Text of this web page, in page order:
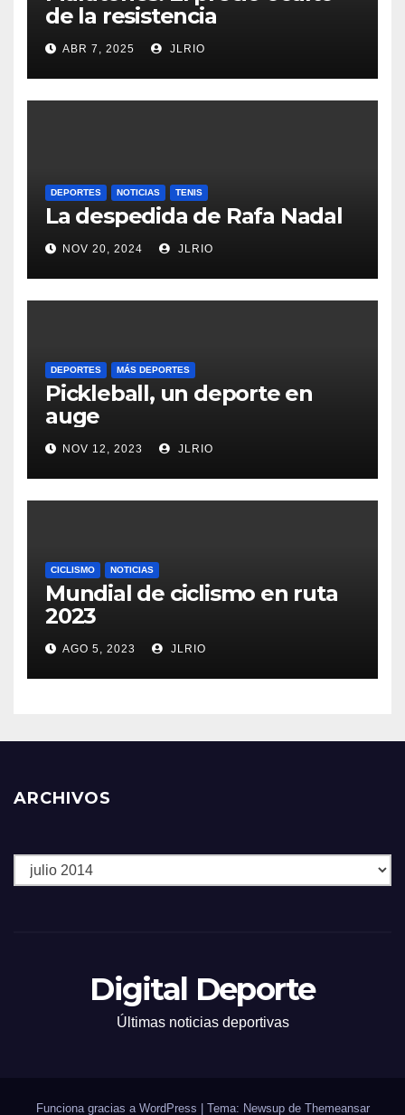
de la resistencia
ABR 7, 2025 JLRIO
DEPORTES NOTICIAS TENIS
La despedida de Rafa Nadal
NOV 20, 2024 JLRIO
DEPORTES MÁS DEPORTES
Pickleball, un deporte en
auge
NOV 12, 2023 JLRIO
CICLISMO NOTICIAS
Mundial de ciclismo en ruta
2023
AGO 5, 2023 JLRIO
ARCHIVOS
Archivos
Digital Deporte
Últimas noticias deportivas
Funciona gracias a WordPress Tema: Newsup de Themeansar